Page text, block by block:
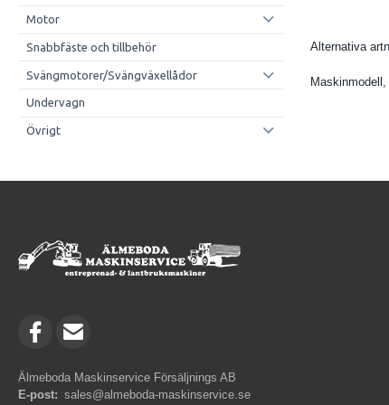
Motor
Snabbfäste och tillbehör
Svängmotorer/Svängväxellådor
Undervagn
Övrigt
Alternativa
Älmeboda Maskinservice Försäljnings AB
E-post: sales@almeboda-maskinservice.se